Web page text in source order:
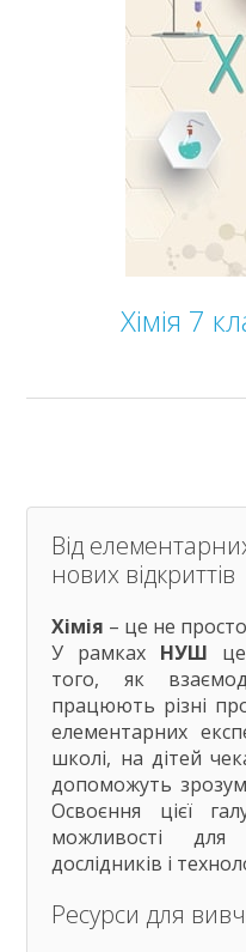
Хімія 7
Від
нових відкриттів
Хімія – це не
У рамках НУШ
того, як
працюють різні
елементарних
школі, на дітей
допоможуть
Освоєння цієї
можливості для
дослідників і
Ресурси для